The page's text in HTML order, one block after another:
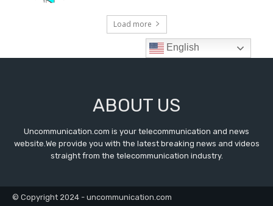
ABOUT US
Uncommunication.com is your telecommunication and news
website.We provide you with the latest breaking news and videos
straight from the telecommunication industry.
© Copyright 2024 - uncommunication.com